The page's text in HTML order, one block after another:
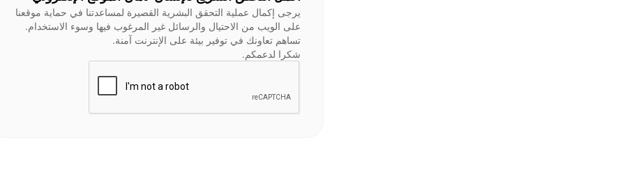
يرجى إكمال عملية التحقق البشرية القصيرة لمساعدتنا في حماية موقعنا
على الويب من الاحتيال والرسائل غير المرغوب فيها وسوء الاستخدام.
تساهم تعاونك في توفير بيئة على الإنترنت آمنة.
شكرا لدعمكم.